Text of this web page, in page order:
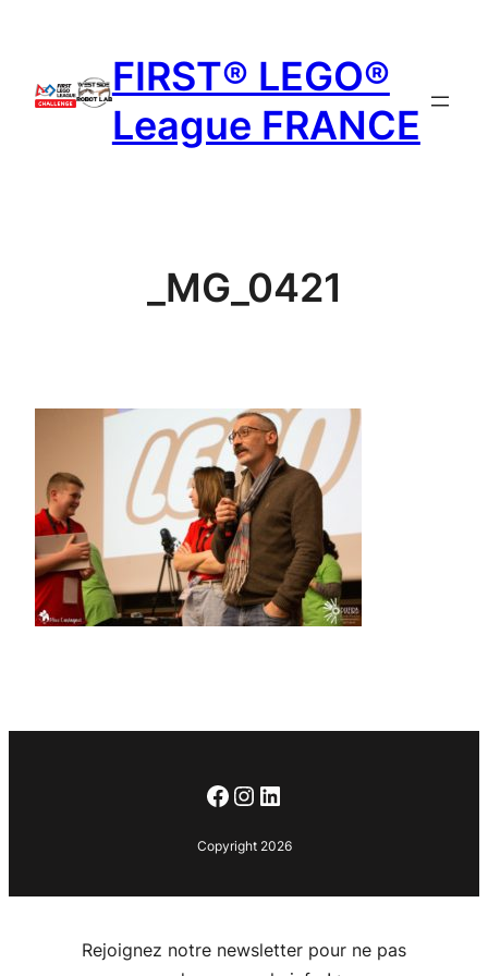
contenu
FIRST® LEGO®
League FRANCE
_MG_0421
Facebook
Instagram
LinkedIn
Copyright 2026
Rejoignez notre newsletter pour ne pas